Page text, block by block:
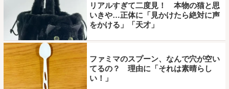
リアルすぎて二度見！ 本物の猫と思
いきや…正体に「見かけたら絶対に声
をかける」「天才」
ファミマのスプーン、なんで穴が空い
てるの？ 理由に「それは素晴らし
い！」